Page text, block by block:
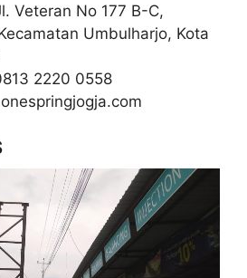
No 177 B-C,
Umbulharjo, Kota
2220 0558